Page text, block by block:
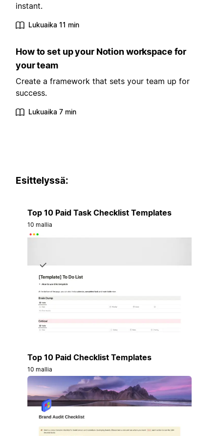
instant.
Lukuaika 11 min
How to set up your Notion workspace for
your team
Create a framework that sets your team up for
success.
Lukuaika 7 min
Esittelyssä:
Top 10 Paid Task Checklist Templates
10 mallia
Top 10 Paid Checklist Templates
10 mallia